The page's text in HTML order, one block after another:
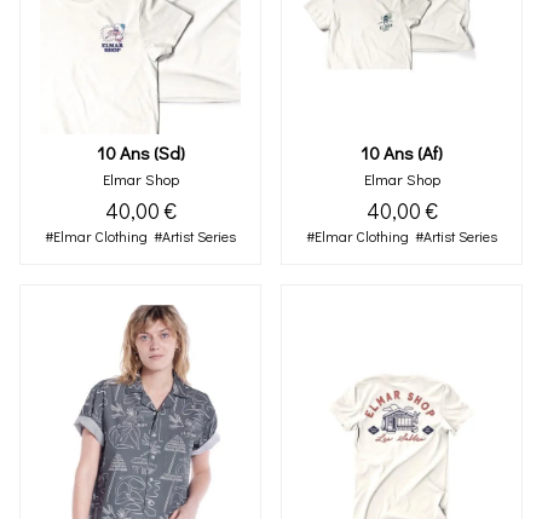
10 Ans (sd)
Elmar Shop
40,00 €
#Elmar Clothing #Artist Series
10 Ans (af)
Elmar Shop
40,00 €
#Elmar Clothing #Artist Series